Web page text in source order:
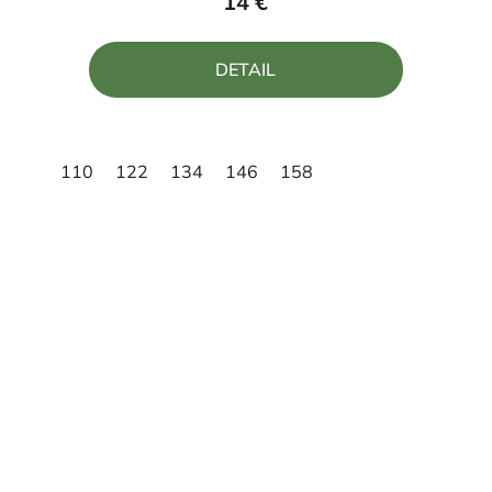
z
DETAIL
110 122 134 146 158